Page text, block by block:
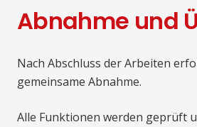
Abnahme und
Nach Abschluss der Arbeiten
gemeinsame Abnahme.
Alle Funktionen werden geprüft